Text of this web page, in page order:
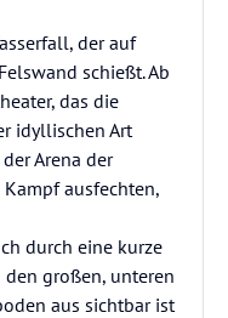
der auf
schießt. Ab
das die
idyllischen Art
Arena der
ausfechten,
durch eine kurze
großen, unteren
aus sichtbar ist